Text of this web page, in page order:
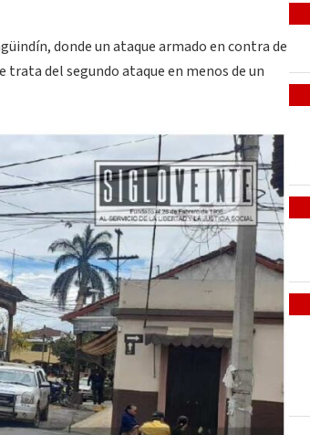
donde un ataque armado en contra de
trata del segundo ataque en menos de un